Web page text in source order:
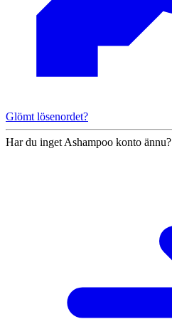
Glömt lösenordet?
Har du inget Ashampoo konto ännu?